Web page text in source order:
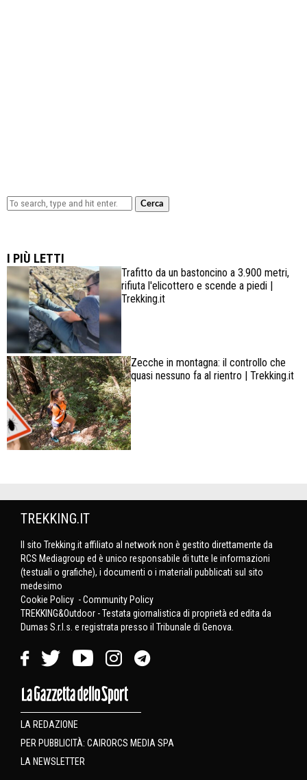
Cerca
I PIÙ LETTI
Trafitto da un bastoncino a 3.900 metri,
rifiuta l'elicottero e scende a piedi |
Trekking.it
Zecche in montagna: il controllo che
quasi nessuno fa al rientro | Trekking.it
TREKKING.IT
Il sito Trekking.it affiliato al network non è gestito direttamente da
RCS Mediagroup ed è unico responsabile di tutte le informazioni
(testuali o grafiche), i documenti o i materiali pubblicati sul sito
medesimo
Cookie Policy -Community Policy
TREKKING&Outdoor - Testata giornalistica di proprietà ed edita da
Dumas S.r.l.s. e registrata presso il Tribunale di Genova.
LA REDAZIONE
PER PUBBLICITÀ: CAIRORCS MEDIA SPA
LA NEWSLETTER